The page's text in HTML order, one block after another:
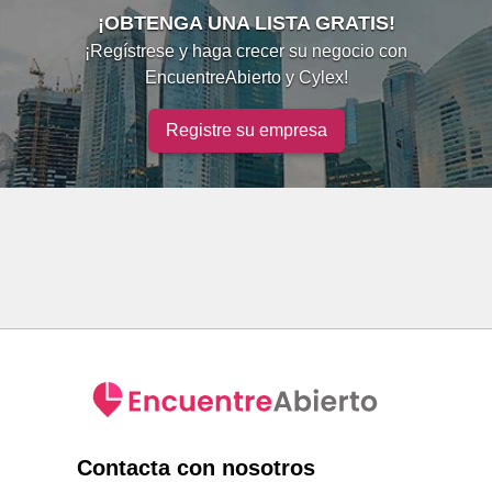
¡OBTENGA UNA LISTA GRATIS!
¡Regístrese y haga crecer su negocio con
EncuentreAbierto y Cylex!
Registre su empresa
Contacta con nosotros